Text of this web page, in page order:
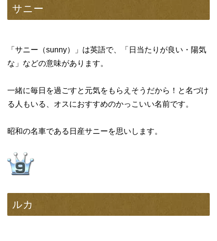
サニー
「サニー（sunny）」は英語で、「日当たりが良い・陽気
な」などの意味があります。
一緒に毎日を過ごすと元気をもらえそうだから！と名づけ
る人もいる、オスにおすすめのかっこいい名前です。
昭和の名車である日産サニーを思いします。
ルカ